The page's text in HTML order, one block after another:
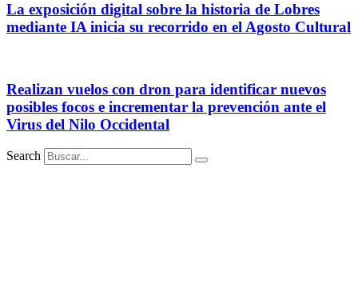
La exposición digital sobre la historia de Lobres
mediante IA inicia su recorrido en el Agosto Cultural
Realizan vuelos con dron para identificar nuevos
posibles focos e incrementar la prevención ante el
Virus del Nilo Occidental
Search